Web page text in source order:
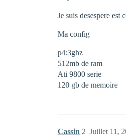
Je suis desespere est
Ma config
p4:3ghz
512mb de ram
Ati 9800 serie
120 gb de memoire
Cassin Juillet 11,
2